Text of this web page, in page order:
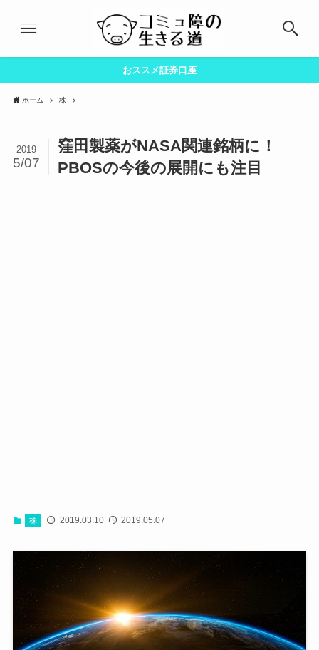
おススメ証券口座
ホーム 株
窪田製薬がNASA関連銘柄に！
PBOSの今後の展開にも注目
2019
5/07
株 2019.03.10 2019.05.07